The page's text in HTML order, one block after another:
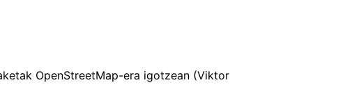
OpenStreetMap-era igotzean (Viktor